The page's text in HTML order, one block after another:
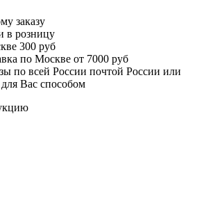
заказу
в розницу
300 руб
по Москве от 7000 руб
по всей России почтой России или
Вас способом